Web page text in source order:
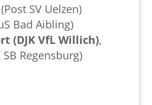
SV Uelzen)
Bad Aibling)
(DJK VfL Willich),
Regensburg)